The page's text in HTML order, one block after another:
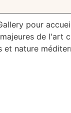
pour
de l'art
nature